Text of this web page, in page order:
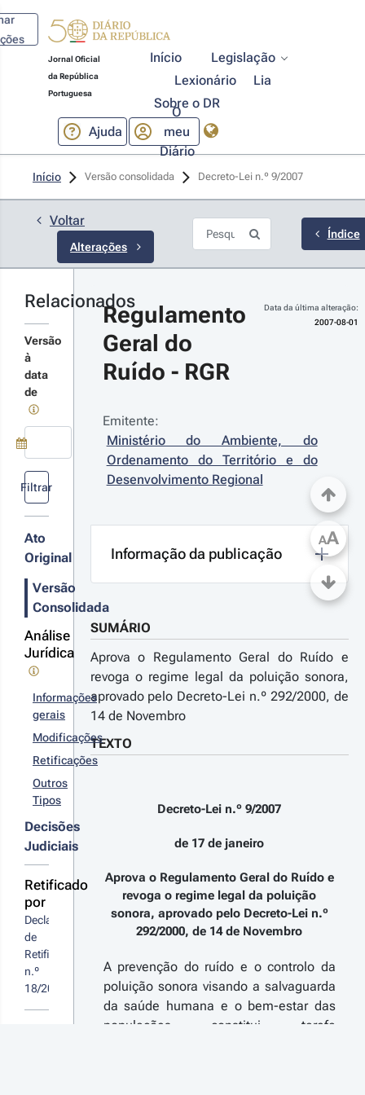
Jornal Oficial
da República
Portuguesa
Início
Legislação
Lexionário
Lia
Sobre o DR
Ajuda
O
meu
Diário
Início Versão consolidada Decreto-Lei n.º 9/2007
Voltar
Alterações
o
9/2007,
17 de
que
o
do
18/2007 -
Série
ter sido
o
Lei n.º
do
do
do
e do
que
o
do Ruído e
o regime
pelo
2000, de 14
Novembro,
1.ª
n.º 12, de
Janeiro de
detalhes
alterações
Índice
Relacionados
Versão
à
data
de
Use a tecla de seta para baixo para abrir o calendário; Use as
Filtrar
Ato
Original
Versão
Consolidada
Análise
Jurídica
Informações
gerais
Modificações
Retificações
Outros
Tipos
Decisões
Judiciais
Retificado
por
Declaração
de
Retificação
n.º
18/2007
Regulamento
Geral do
Ruído - RGR
Data da última alteração:
2007-08-01
Emitente:
Ministério do Ambiente, do
Ordenamento do Território e do
Desenvolvimento Regional
Informação da publicação
SUMÁRIO
Aprova o Regulamento Geral do Ruído e
revoga o regime legal da poluição sonora,
aprovado pelo Decreto-Lei n.º 292/2000, de
14 de Novembro
TEXTO
Decreto-Lei n.º 9/2007
de 17 de janeiro
Aprova o Regulamento Geral do Ruído e
revoga o regime legal da poluição
sonora, aprovado pelo Decreto-Lei n.º
292/2000, de 14 de Novembro
A prevenção do ruído e o controlo da
poluição sonora visando a salvaguarda
da saúde humana e o bem-estar das
populações constitui tarefa
AA